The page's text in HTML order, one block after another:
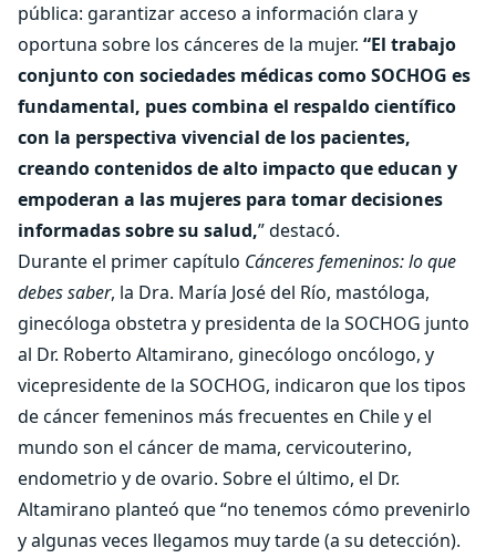
pública: garantizar acceso a información clara y
oportuna sobre los cánceres de la mujer. “El trabajo
conjunto con sociedades médicas como SOCHOG es
fundamental, pues combina el respaldo científico
con la perspectiva vivencial de los pacientes,
creando contenidos de alto impacto que educan y
empoderan a las mujeres para tomar decisiones
informadas sobre su salud,” destacó.
Durante el primer capítulo Cánceres femeninos: lo que
debes saber, la Dra. María José del Río, mastóloga,
ginecóloga obstetra y presidenta de la SOCHOG junto
al Dr. Roberto Altamirano, ginecólogo oncólogo, y
vicepresidente de la SOCHOG, indicaron que los tipos
de cáncer femeninos más frecuentes en Chile y el
mundo son el cáncer de mama, cervicouterino,
endometrio y de ovario. Sobre el último, el Dr.
Altamirano planteó que “no tenemos cómo prevenirlo
y algunas veces llegamos muy tarde (a su detección).